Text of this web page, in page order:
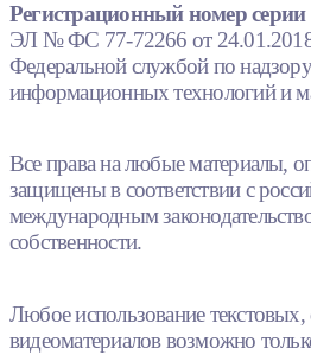
Регистрационный номер серии
ЭЛ № ФС 77-72266 от
Федеральной службой по
информационных технологий и
Все права на любые материалы,
защищены в соответствии с
международным
собственности.
Любое использование
видеоматериалов возможно